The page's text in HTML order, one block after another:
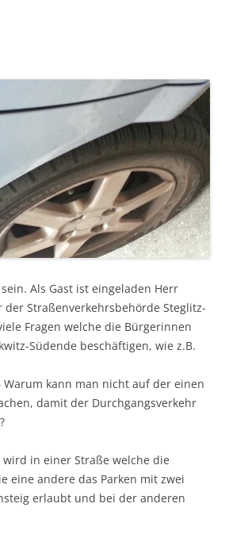
Als Gast ist eingeladen Herr
der Straßenverkehrsbehörde Steglitz-
Fragen welche die Bürgerinnen
Südende beschäftigen, wie z.B.
Warum kann man nicht auf der einen
damit der Durchgangsverkehr
wird in einer Straße welche die
eine andere das Parken mit zwei
erlaubt und bei der anderen